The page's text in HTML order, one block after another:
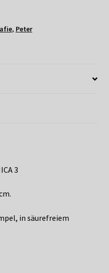
, Peter
3
in säurefreiem